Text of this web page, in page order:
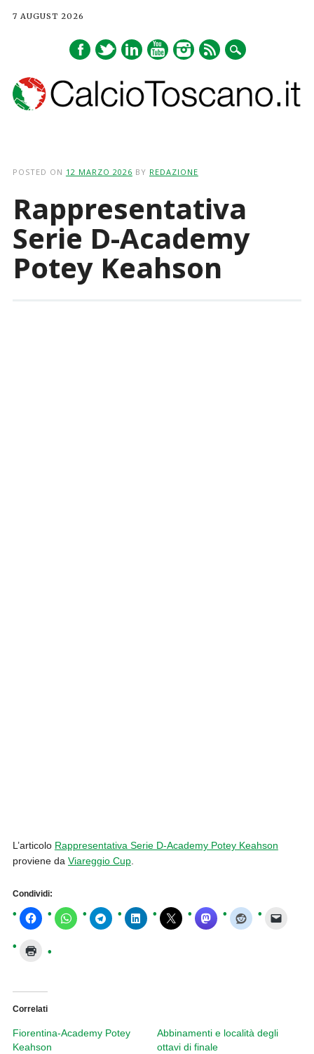
7 AUGUST 2026
POSTED ON 12 MARZO 2026 BY REDAZIONE
Rappresentativa
Serie D-Academy
Potey Keahson
L’articolo Rappresentativa Serie D-Academy Potey Keahson
proviene da Viareggio Cup.
Condividi:
Correlati
Fiorentina-Academy Potey
Keahson
Abbinamenti e località degli
ottavi di finale